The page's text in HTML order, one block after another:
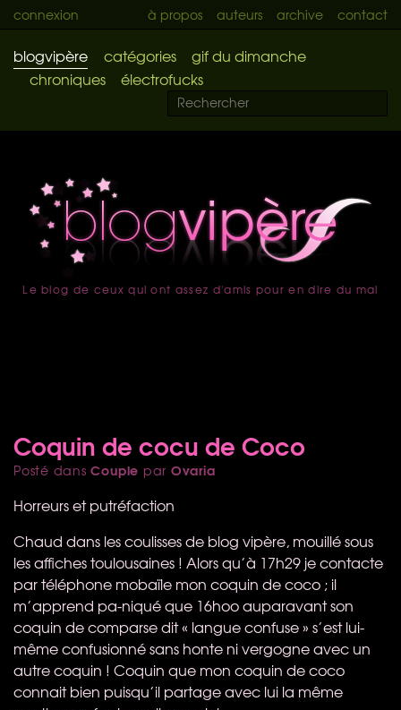
connexion à propos auteurs archive contact
blogvipère catégories
gif du dimanche
chroniques
électrofucks
accueil
Le blog de ceux qui ont assez d'amis pour en dire du mal
Coquin de cocu de Coco
Posté dansCouple par Ovaria
Horreurs et putréfaction
Chaud dans les coulisses de blog vipère, mouillé sous
les affiches toulousaines ! Alors qu’à 17h29 je contacte
par téléphone mobaïle mon coquin de coco ; il
m’apprend pa-niqué que 16hoo auparavant son
coquin de comparse dit « langue confuse » s’est lui-
même confusionné sans honte ni vergogne avec un
autre coquin ! Coquin que mon coquin de coco
connait bien puisqu’il partage avec lui la même